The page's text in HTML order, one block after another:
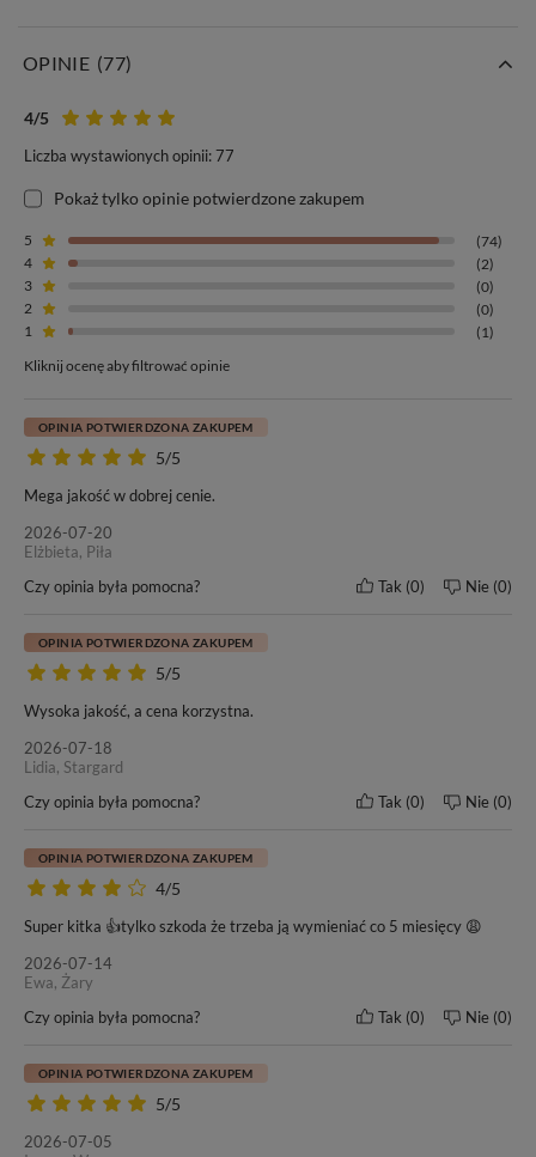
W tej ofercie kupujesz włosy o
odpowiednia długość dla Ciebie.
Naszym włosom zaufało wielu klientów oraz salonów
nasze motto pozostaje bez zmian -
satysfakcja” . Przekonaj się i Ty o doskonałej jakości włosów
OPINIE (77)
4/5
Liczba wystawionych opinii: 77
Pokaż tylko opinie potwierdzone zakupem
5
(74)
4
(2)
3
(0)
2
(0)
1
(1)
Kliknij ocenę aby filtrować opinie
5/5
OPINIA POTWIERDZONA ZAKUPEM
Mega jakość w dobrej cenie.
2026-07-20
Elżbieta, Piła
Czy opinia była pomocna?
Tak 0 Nie 0
5/5
OPINIA POTWIERDZONA ZAKUPEM
Wysoka jakość, a cena korzystna.
2026-07-18
Lidia, Stargard
Czy opinia była pomocna?
Tak 0 Nie 0
4/5
OPINIA POTWIERDZONA ZAKUPEM
Super kitka 👍tylko szkoda że trzeba ją wymieniać co 5 miesięcy 😩
2026-07-14
Ewa, Żary
Czy opinia była pomocna?
Tak 0 Nie 0
5/5
OPINIA POTWIERDZONA ZAKUPEM
2026-07-05